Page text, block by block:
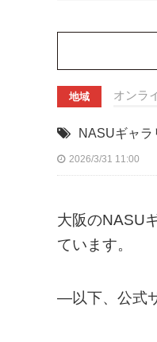
地域 オンラ
NASUギャラ
2026/3/31 11:00
大阪のNASU
ています。
—以下、公式